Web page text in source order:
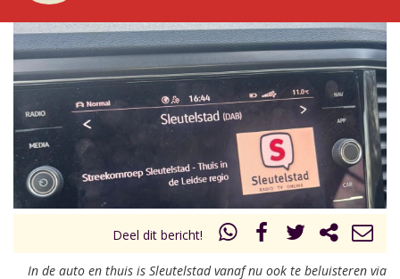
STRAKS:
De middag van Sleutelstad
12.00 - 18.00 uur
Vorig uur
uur 1 van 0 Volgend uur
Deel dit bericht!
In de auto en thuis is Sleutelstad vanaf nu ook te beluisteren via